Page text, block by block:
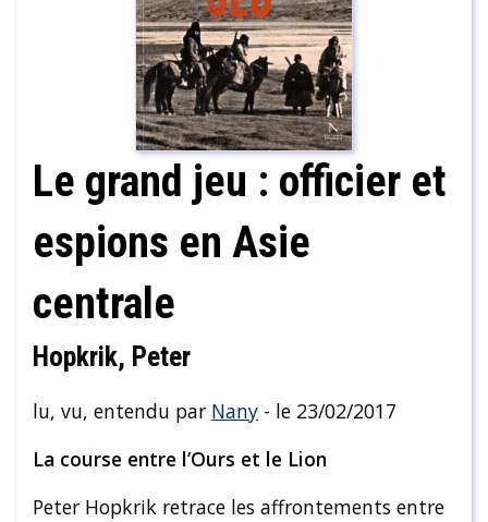
Le grand jeu : officier et
espions en Asie
centrale
Hopkrik, Peter
lu, vu, entendu par Nany - le 23/02/2017
La course entre l’Ours et le Lion
Peter Hopkrik retrace les affrontements entre